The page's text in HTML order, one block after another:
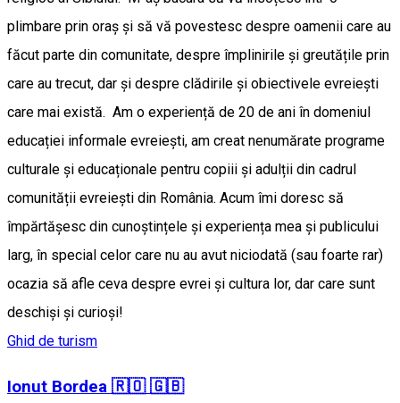
plimbare prin oraș și să vă povestesc despre oamenii care au
făcut parte din comunitate, despre împlinirile și greutățile prin
care au trecut, dar și despre clădirile și obiectivele evreiești
care mai există. Am o experiență de 20 de ani în domeniul
educației informale evreiești, am creat nenumărate programe
culturale și educaționale pentru copiii și adulții din cadrul
comunității evreiești din România. Acum îmi doresc să
împărtășesc din cunoștințele și experiența mea și publicului
larg, în special celor care nu au avut niciodată (sau foarte rar)
ocazia să afle ceva despre evrei și cultura lor, dar care sunt
deschiși și curioși!
Ghid de turism
Ionut Bordea 🇷🇴 🇬🇧